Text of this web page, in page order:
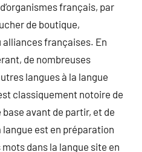
français, par
de boutique,
françaises. En
de nombreuses
langues à la langue
classiquement notoire de
avant de partir, et de
est en préparation
dans la langue site en